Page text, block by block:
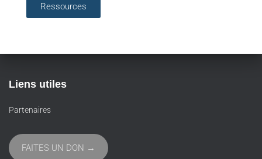
Ressources
Liens utiles
Partenaires
FAITES UN DON →